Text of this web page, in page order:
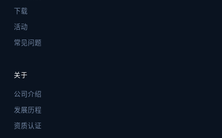
下载
活动
常见问题
关于
公司介绍
发展历程
资质认证